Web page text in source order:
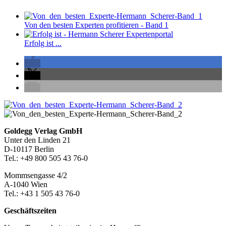
Von den besten Experten profitieren - Band 1
Erfolg ist ...
Seitenleiste
Footer-
Section
Goldegg Verlag GmbH
Unter den Linden 21
D-10117 Berlin
Tel.: +49 800 505 43 76-0
Mommsengasse 4/2
A-1040 Wien
Tel.: +43 1 505 43 76-0
Geschäftszeiten